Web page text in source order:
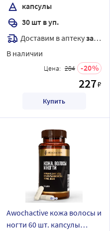
капсулы
30 шт в уп.
Доставим в аптекузавтра
В наличии
Цена: 284 20
227₽
Купить
Awochactive кожа волосы и
ногти 60 шт. капсулы